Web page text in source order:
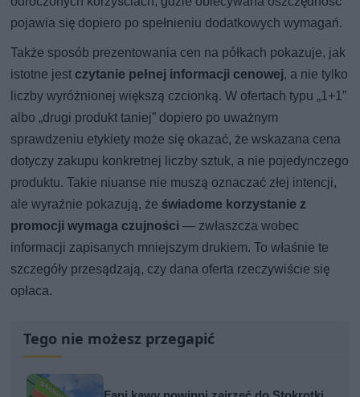
pojawia się dopiero po spełnieniu dodatkowych wymagań.
Także sposób prezentowania cen na półkach pokazuje, jak
istotne jest czytanie pełnej informacji cenowej, a nie tylko
liczby wyróżnionej większą czcionką. W ofertach typu „1+1”
albo „drugi produkt taniej” dopiero po uważnym
sprawdzeniu etykiety może się okazać, że wskazana cena
dotyczy zakupu konkretnej liczby sztuk, a nie pojedynczego
produktu. Takie niuanse nie muszą oznaczać złej intencji,
ale wyraźnie pokazują, żeświadome korzystanie z
promocji wymaga czujności — zwłaszcza wobec
informacji zapisanych mniejszym drukiem. To właśnie te
szczegóły przesądzają, czy dana oferta rzeczywiście się
opłaca.
Tego nie możesz przegapić